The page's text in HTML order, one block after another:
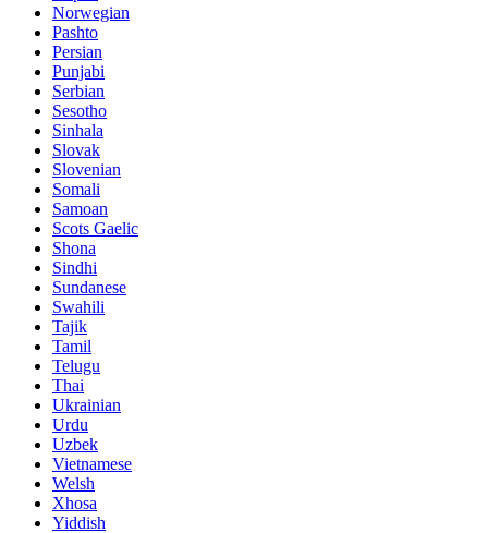
Norwegian
Pashto
Persian
Punjabi
Serbian
Sesotho
Sinhala
Slovak
Slovenian
Somali
Samoan
Scots Gaelic
Shona
Sindhi
Sundanese
Swahili
Tajik
Tamil
Telugu
Thai
Ukrainian
Urdu
Uzbek
Vietnamese
Welsh
Xhosa
Yiddish